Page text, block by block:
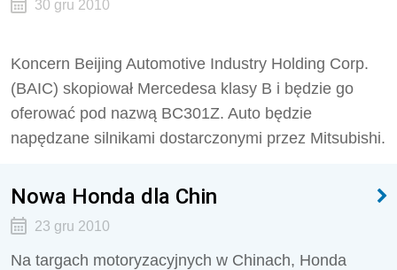
30 gru 2010
Koncern Beijing Automotive Industry Holding Corp.
(BAIC) skopiował Mercedesa klasy B i będzie go
oferować pod nazwą BC301Z. Auto będzie
napędzane silnikami dostarczonymi przez Mitsubishi.
Nowa Honda dla Chin
23 gru 2010
Na targach motoryzacyjnych w Chinach, Honda